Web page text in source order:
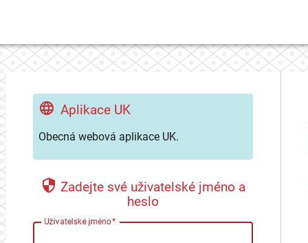
Aplikace UK
Obecná webová aplikace UK.
Zadejte své uživatelské jméno a
heslo
Uživatelské jméno